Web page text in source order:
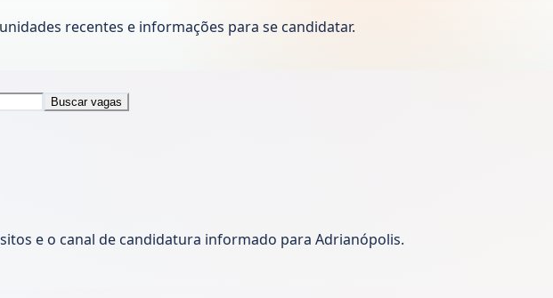
recentes e informações para se candidatar.
Buscar vagas
e o canal de candidatura informado para Adrianópolis.